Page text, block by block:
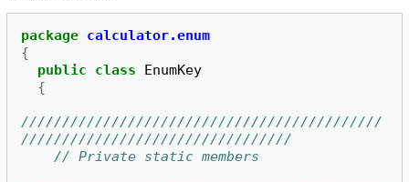
package calculator.enum
{
public
class
EnumKey
{
////////////////////////////////////////////
/////////////////////////////////
// Private static members